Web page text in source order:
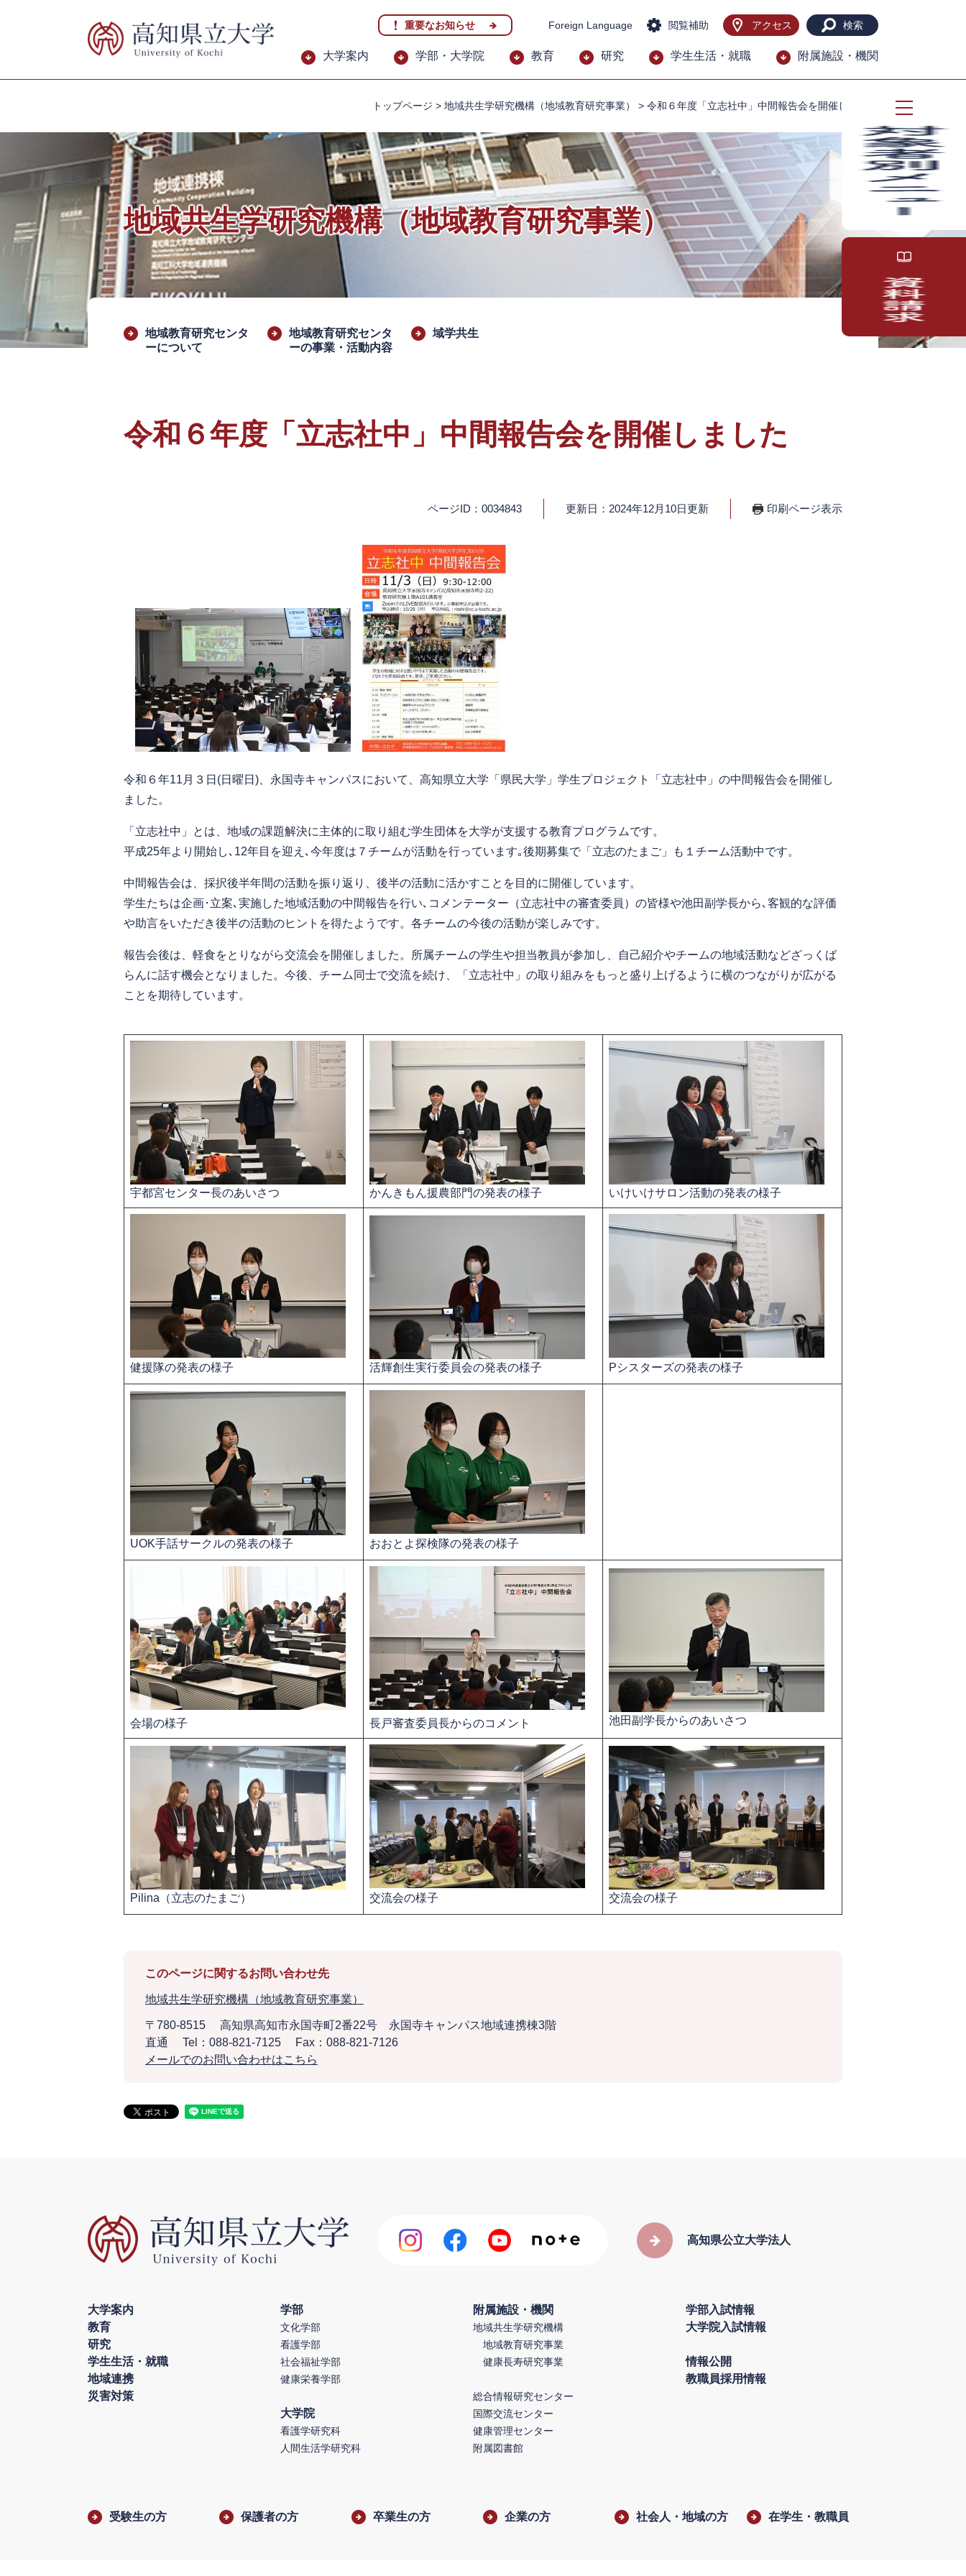
先
を
文
重要なお知らせ Foreign Language 閲覧補助 アクセス 検索
大学案内 学部・大学院 教育 研究 学生生活・就職 附属施設・機関
トップページ > 地域共生学研究機構（地域教育研究事業） > 令和６年度「立志社中」中間報告会を開催しました
地域共生学研究機構（地域教育研究事業）
本
地域教育研究センタ
ーについて
地域教育研究センタ
ーの事業・活動内容
域学共生
令和６年度「立志社中」中間報告会を開催しました
ページID：0034843 更新日：2024年12月10日更新 印刷ページ表示
令和６年11月３日(日曜日)、永国寺キャンパスにおいて、高知県立大学「県民大学」学生プロジェクト「立志社中」の中間報告会を開催し
ました。
「立志社中」とは、地域の課題解決に主体的に取り組む学生団体を大学が支援する教育プログラムです。
平成25年より開始し､12年目を迎え､今年度は７チームが活動を行っています｡後期募集で「立志のたまご」も１チーム活動中です。
中間報告会は、採択後半年間の活動を振り返り、後半の活動に活かすことを目的に開催しています。
学生たちは企画･立案､実施した地域活動の中間報告を行い､コメンテーター（立志社中の審査委員）の皆様や池田副学長から､客観的な評価
や助言をいただき後半の活動のヒントを得たようです。各チームの今後の活動が楽しみです。
報告会後は、軽食をとりながら交流会を開催しました。所属チームの学生や担当教員が参加し、自己紹介やチームの地域活動などざっくば
らんに話す機会となりました。今後、チーム同士で交流を続け、「立志社中」の取り組みをもっと盛り上げるように横のつながりが広がる
ことを期待しています。
宇都宮センター長のあいさつ​ かんきもん援農部門の発表の様子​ いけいけサロン活動の発表の様子​
健援隊の発表の様子 活輝創生実行委員会の発表の様子​ Pシスターズの​発表の様子
UOK手話サークルの発表の様子​ おおとよ探検隊の​発表の様子
会場の様子 長戸審査委員長からのコメント 池田副学長からのあいさつ​
Pilina（立志のたまご）​ 交流会の様子 交流会の様子​
このページに関するお問い合わせ先
地域共生学研究機構（地域教育研究事業）
〒780-8515
高知県高知市永国寺町2番22号 永国寺キャンパス地域連携棟3階
直通
Tel：088-821-7125
Fax：088-821-7126
メールでのお問い合わせはこちら
高知県公立大学法人
大学案内
教育
研究
学生生活・就職
地域連携
災害対策
学部
文化学部
看護学部
社会福祉学部
健康栄養学部
大学院
看護学研究科
人間生活学研究科
附属施設・機関
地域共生学研究機構
地域教育研究事業
健康長寿研究事業
総合情報研究センター
国際交流センター
健康管理センター
附属図書館
学部入試情報
大学院入試情報
情報公開
教職員採用情報
受験生の方 保護者の方 卒業生の方 企業の方 社会人・地域の方 在学生・教職員